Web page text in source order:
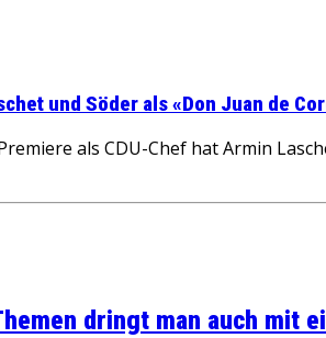
und Söder als «Don Juan de
als CDU-Chef hat Armin
dringt man auch mit